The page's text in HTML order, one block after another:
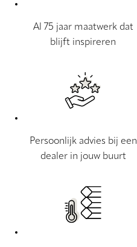
Al 75 jaar maatwerk dat
blijft inspireren
Persoonlijk advies bij een
dealer in jouw buurt